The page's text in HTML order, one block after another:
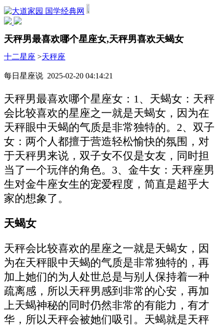
国学经典网
天秤男最喜欢哪个星座女,天秤男喜欢天蝎女
十二星座 >天秤座
每日星座说 2025-02-20 04:14:21
天秤男最喜欢哪个星座女：1、天蝎女：天秤
会比较喜欢的星座之一就是天蝎女，因为在
天秤眼中天蝎的气质是非常独特的。2、双子
女：两个人都擅于营造轻松愉快的氛围，对
于天秤男来说，双子女不仅是女友，同时担
当了一个玩伴的角色。3、金牛女：天秤座男
生对金牛座女生的宠爱程度，简直是超乎大
家的想象了。
天蝎女
天秤会比较喜欢的星座之一就是天蝎女，因
为在天秤眼中天蝎的气质是非常独特的，再
加上她们的为人处世总是与别人保持着一种
疏离感，所以天秤男感到非常的心安，再加
上天蝎神秘的同时仍然非常的有能力，有才
华，所以天秤会被她们吸引。天蝎就是天秤